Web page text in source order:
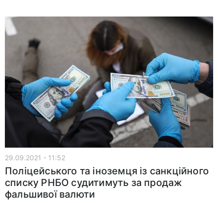
29.09.2021 - 11:52
Поліцейського та іноземця із санкційного
списку РНБО судитимуть за продаж
фальшивої валюти